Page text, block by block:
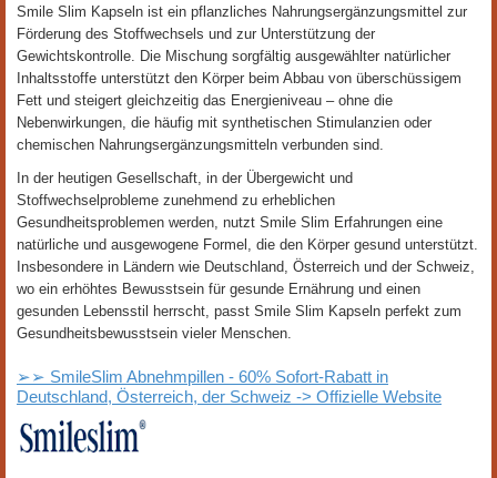
Smile Slim Kapseln ist ein pflanzliches Nahrungsergänzungsmittel zur
Förderung des Stoffwechsels und zur Unterstützung der
Gewichtskontrolle. Die Mischung sorgfältig ausgewählter natürlicher
Inhaltsstoffe unterstützt den Körper beim Abbau von überschüssigem
Fett und steigert gleichzeitig das Energieniveau – ohne die
Nebenwirkungen, die häufig mit synthetischen Stimulanzien oder
chemischen Nahrungsergänzungsmitteln verbunden sind.
In der heutigen Gesellschaft, in der Übergewicht und
Stoffwechselprobleme zunehmend zu erheblichen
Gesundheitsproblemen werden, nutzt Smile Slim Erfahrungen eine
natürliche und ausgewogene Formel, die den Körper gesund unterstützt.
Insbesondere in Ländern wie Deutschland, Österreich und der Schweiz,
wo ein erhöhtes Bewusstsein für gesunde Ernährung und einen
gesunden Lebensstil herrscht, passt Smile Slim Kapseln perfekt zum
Gesundheitsbewusstsein vieler Menschen.
➢➢ SmileSlim Abnehmpillen - 60% Sofort-Rabatt in
Deutschland, Österreich, der Schweiz -> Offizielle Website